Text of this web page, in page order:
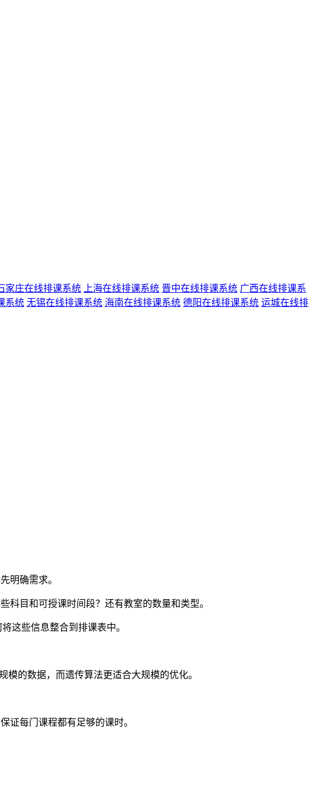
家庄在线排课系统 上海在线排课系统 晋中在线排课系统 广西在线排课系
系统 无锡在线排课系统 海南在线排课系统 德阳在线排课系统 运城在线排
明确需求。
科目和可授课时间段？还有教室的数量和类型。
这些信息整合到排课表中。
的数据，而遗传算法更适合大规模的优化。
证每门课程都有足够的课时。